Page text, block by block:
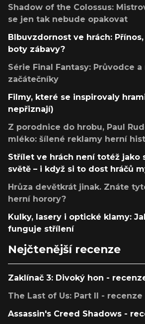
Shadow of the Colossus:
se jen tak nebude opakovat
Blbuvzdornost ve hrách:
boty zábavy?
Série Final Fantasy: Průvodce
začátečníky
Filmy, které se inspirovaly
nepřiznají)
Z porodnice do hrobu, Paul
mléko: šílené reklamy herní
Střílet ve hrách není totéž jako
světě – i když si to dost hráčů
Hrůza devětkrát jinak. Znáte
herní horory?
Kulky, lasery i optické klamy:
funguje střílení
Nejčtenější recenze
Zaklínač 3: Divoký hon -
The Last of Us: Part II - recenze
Assassin's Creed Shadows -